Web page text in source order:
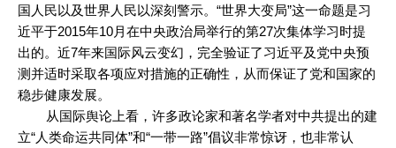
国人民以及世界人民以深刻警示。“世界大变局”这一命题是习
近平于2015年10月在中央政治局举行的第27次集体学习时提
出的。近7年来国际风云变幻，完全验证了习近平及党中央预
测并适时采取各项应对措施的正确性，从而保证了党和国家的
稳步健康发展。
从国际舆论上看，许多政论家和著名学者对中共提出的建
立“人类命运共同体”和“一带一路”倡议非常惊讶，也非常认